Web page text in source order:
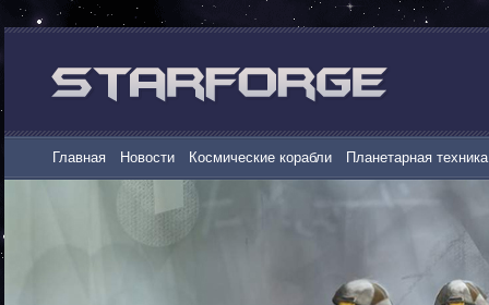
Главная Новости Космические корабли Планетарная техника